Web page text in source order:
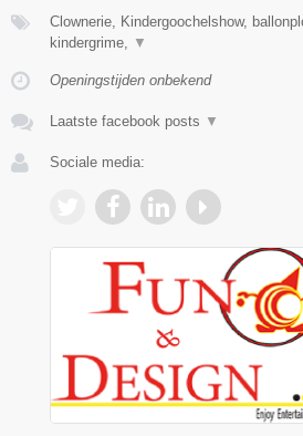
Clownerie, Kindergoochelshow,
kindergrime,
▼
Openingstijden onbekend
Laatste facebook posts ▼
Sociale media: